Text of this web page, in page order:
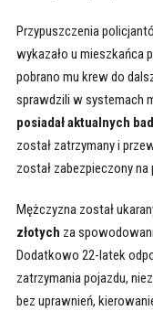
Przypuszczenia
wykazało u mieszkańca
pobrano mu krew do
sprawdzili w systemach
posiadał aktualnych
został zatrzymany i
został zabezpieczony
Mężczyzna został
złotych za
Dodatkowo 22-latek
zatrzymania pojazdu,
bez uprawnień,